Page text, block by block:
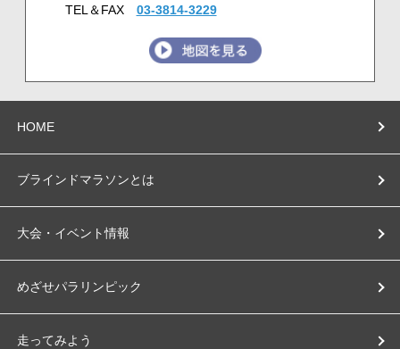
TEL＆FAX 03-3814-3229
HOME
ブラインドマラソンとは
大会・イベント情報
めざせパラリンピック
走ってみよう